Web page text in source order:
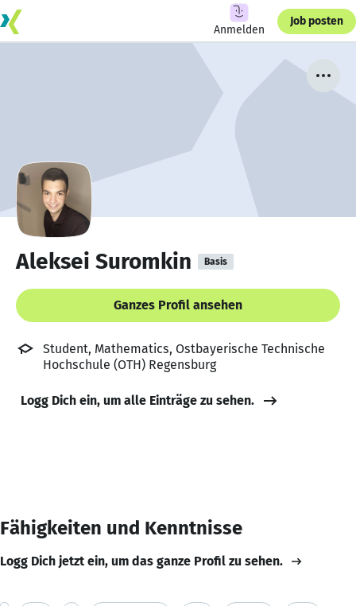
Anmelden
Job posten
Aleksei Suromkin Basis
Ganzes Profil ansehen
Student, Mathematics, Ostbayerische Technische
Hochschule (OTH) Regensburg
Logg Dich ein, um alle Einträge zu sehen.
Fähigkeiten und Kenntnisse
Logg Dich jetzt ein, um das ganze Profil zu sehen.